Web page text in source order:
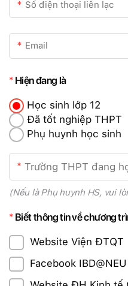
Hiện đang là
Học sinh lớp 12
Đã tốt nghiệp THPT
Phụ huynh học sinh
(Nếu là Phụ huynh HS, vui
Biết thông tin về chương
Website Viện ĐTQT
Facebook IBD@NEU